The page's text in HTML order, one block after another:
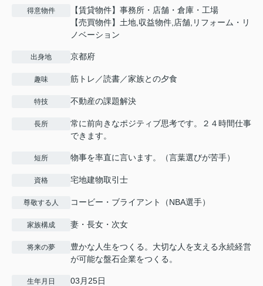
得意物件
【賃貸物件】事務所・店舗・倉庫・工場
【売買物件】土地,収益物件,店舗,リフォーム・リ
ノベーション
出身地 京都府
趣味 筋トレ／読書／家族との夕食
特技 不動産の課題解決
長所
常に前向きなポジティブ思考です。２４時間仕事
できます。
短所 物事を率直に言います。（言葉選びが苦手）
資格 宅地建物取引士
尊敬する人 コービー・ブライアント（NBA選手）
家族構成 妻・長女・次女
将来の夢
豊かな人生をつくる。大切な人を支える永続経営
が可能な盤石企業をつくる。
生年月日 03月25日